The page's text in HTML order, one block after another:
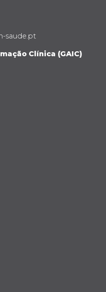
saude.pt
Clínica (GAIC)